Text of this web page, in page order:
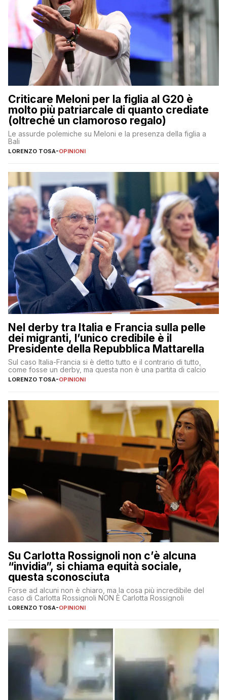
Criticare Meloni per la figlia al G20 è
molto più patriarcale di quanto crediate
(oltreché un clamoroso regalo)
Le assurde polemiche su Meloni e la presenza della figlia a
Bali
LORENZO TOSA-OPINIONI
Nel derby tra Italia e Francia sulla pelle
dei migranti, l’unico credibile è il
Presidente della Repubblica Mattarella
Sul caso Italia-Francia si è detto tutto e il contrario di tutto,
come fosse un derby, ma questa non è una partita di calcio
LORENZO TOSA-OPINIONI
Su Carlotta Rossignoli non c’è alcuna
“invidia”, si chiama equità sociale,
questa sconosciuta
Forse ad alcuni non è chiaro, ma la cosa più incredibile del
caso di Carlotta Rossignoli NON È Carlotta Rossignoli
LORENZO TOSA-OPINIONI